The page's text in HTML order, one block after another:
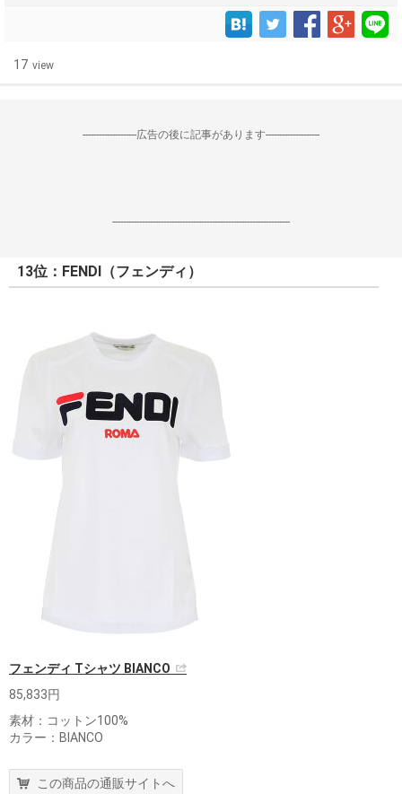
17 view
--------------------広告の後に記事があります--------------------
------------------------------------------------------------------
13位：FENDI（フェンディ）
フェンディ Tシャツ BIANCO
85,833円
素材：コットン100%
カラー：BIANCO
この商品の通販サイトへ